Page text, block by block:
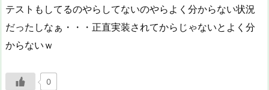
テストもしてるのやらしてないのやらよく分からない状況
だったしなぁ・・・正直実装されてからじゃないとよく分
からないｗ
0